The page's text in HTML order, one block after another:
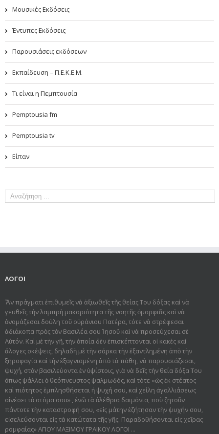
Μουσικές Εκδόσεις
Έντυπες Εκδόσεις
Παρουσιάσεις εκδόσεων
Εκπαίδευση – Π.Ε.Κ.Ε.Μ.
Τι είναι η Πεμπτουσία
Pemptousia fm
Pemptousia tv
Είπαν
ΛΟΓΟΙ
Ἂν πράγματι ἐπιθυμεῖς νὰ ἀξιωθεῖς τῆς θείας Του δόξας καὶ νὰ
γευθεῖς τὴν λαμπρὴ μακαριότητα τῆς νοητῆς ὀμορφιᾶς καὶ νὰ
ὀνομάζεσαι δούλη τοῦ οὐράνιου Πατέρα, τότε νὰ στρέφεσαι
ἀδιάκοπα πρὸς τὸν Βασιλέα σου Ἰησοῦ καὶ νὰ προσεύχεσαι σὲ
Αὐτόν. Καὶ μὲ τὴν γῆ, τὴν ὁποία δὲν ἐπισκέπτονται οἱ κακὲς καὶ
ἄλογες σκέψεις, δηλαδὴ μὲ τὴν σάρκα τὴν ἐξαντλημένη ἀπὸ τὴν
ξηροφαγία καὶ τὴν ἐξαγνισμένη ἀπὸ τὰ πάθη, νὰ παρουσιάζεσαι,
ψυχή, στὸν βασιλεύοντα ἐν ὑψίστοις, γιὰ νὰ δεῖς τὴν θεία δόξα Του
ὅπως ψάλλει ὁ θεόπνευστος ψαλμωδός, καὶ τότε «ὡς ἐκ στέατος
καὶ πιότητος ἐμπλησθήσεται ἡ ψυχή σου, καὶ χείλη ἀγαλλιάσεως
αἰνέσει τὸ στόμα σου» , ἐνῶ τὰ ὀλέθρια δαιμόνια, ποὺ ζητοῦν
πάντοτε τὴν καταστροφή σου, «εἰς μάτην ἐζήτησαν τὴν ψυχήν σου,
εἰσελεύσονται εἰς τὰ κατώτατα τῆς γῆς. Παραδοθήσον­ται εἰς χεῖρας
ρομφαίας» ΑΓΙΟΥ ΜΑΞΙΜΟΥ ΓΡΑΙΚΟΥ ΛΟΓΟΙ ...